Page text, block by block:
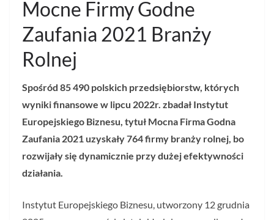
Mocne Firmy Godne
Zaufania 2021 Branży
Rolnej
Spośród 85 490 polskich przedsiębiorstw, których
wyniki finansowe w lipcu 2022r. zbadał Instytut
Europejskiego Biznesu, tytuł Mocna Firma Godna
Zaufania 2021 uzyskały 764 firmy branży rolnej, bo
rozwijały się dynamicznie przy dużej efektywności
działania.
Instytut Europejskiego Biznesu, utworzony 12 grudnia